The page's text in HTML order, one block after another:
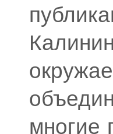
многие